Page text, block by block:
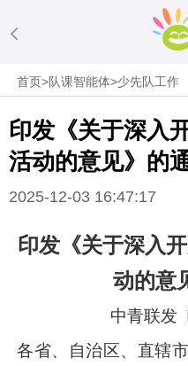
首页>队课智能体>少先队工作
印发《关于深入
活动的意见》的
2025-12-03 16:47:17
印发《关于深入
动的意
中青联发
各省、自治区、直辖